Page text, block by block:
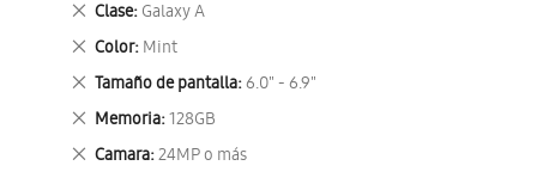
Clase Galaxy A
Eliminar
este
artículo
Color Mint
Eliminar
este
artículo
Tamaño de pantalla 6.0" - 6.9"
Eliminar
este
artículo
Memoria 128GB
Eliminar
este
artículo
Camara 24MP o más
Eliminar